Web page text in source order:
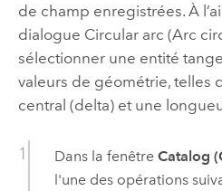
de champ enregistrées. À
dialogue Circular arc (Arc
sélectionner une entité
valeurs de géométrie, telles
central (delta) et une
Dans la fenêtre Catalog
l'une des opérations